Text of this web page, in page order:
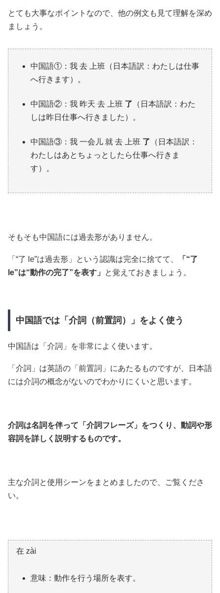
とても大事なポイントなので、他の例文も見て理解を深め
ましょう。
中国語①：我 去 上班（日本語訳：わたしは仕事
へ行きます）。
中国語②：我 昨天 去 上班 了 （日本語訳：わた
しは昨日仕事へ行きました）。
中国語③：我 一会儿 就 去 上班 了 （日本語訳：
わたしはあとちょっとしたら仕事へ行きま
す）。
そもそも中国語には過去形がありません。
「“了 le”は過去形」という認識は完全に捨てて、
「“了
le”は“動作の完了”を表す」
と覚えておきましょう。
中国語では「介詞（前置詞）」をよく使う
中国語は「介詞」を非常によく使います。
「介詞」は英語の「前置詞」にあたるものですが、日本語
には介詞の概念がないのでわかりにくいと思います。
介詞は名詞を伴って「介詞フレーズ」をつくり、動詞や形
容詞を詳しく説明するものです。
主な介詞と使用シーンをまとめましたので、ご覧くださ
い。
在 zài
意味：動作を行う場所を表す。